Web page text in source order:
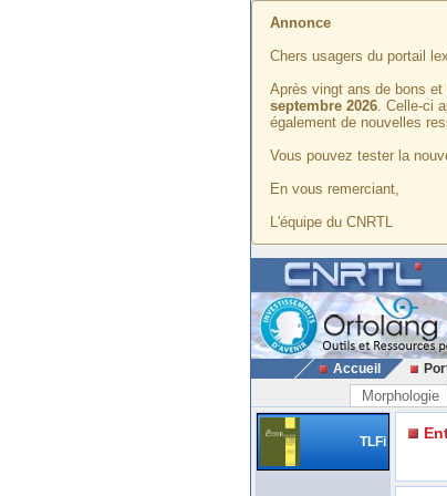
Annonce
Chers usagers du portail
Après vingt ans de bons
septembre 2026. Celle-ci
également de nouvelles
Vous pouvez tester la
En vous remerciant,
L'équipe du CNRTL
Accueil
Morphologie
TLFi